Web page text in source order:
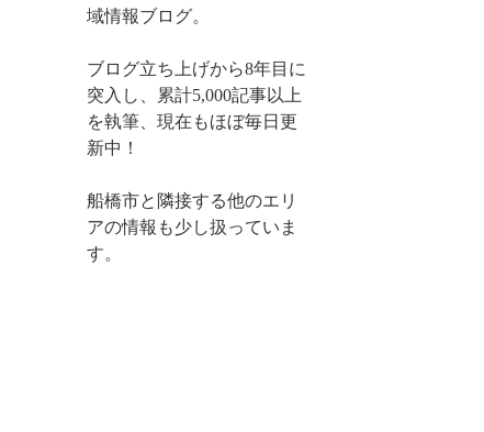
域情報ブログ。
ブログ立ち上げから8年目に
突入し、累計5,000記事以上
を執筆、現在もほぼ毎日更
新中！
船橋市と隣接する他のエリ
アの情報も少し扱っていま
す。